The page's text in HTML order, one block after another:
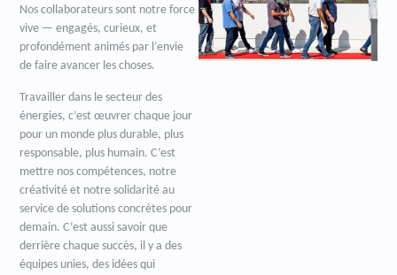
Nos collaborateurs sont notre force
vive — engagés, curieux, et
profondément animés par l’envie
de faire avancer les choses.
Travailler dans le secteur des
énergies, c’est œuvrer chaque jour
pour un monde plus durable, plus
responsable, plus humain. C’est
mettre nos compétences, notre
créativité et notre solidarité au
service de solutions concrètes pour
demain. C’est aussi savoir que
derrière chaque succès, il y a des
équipes unies, des idées qui